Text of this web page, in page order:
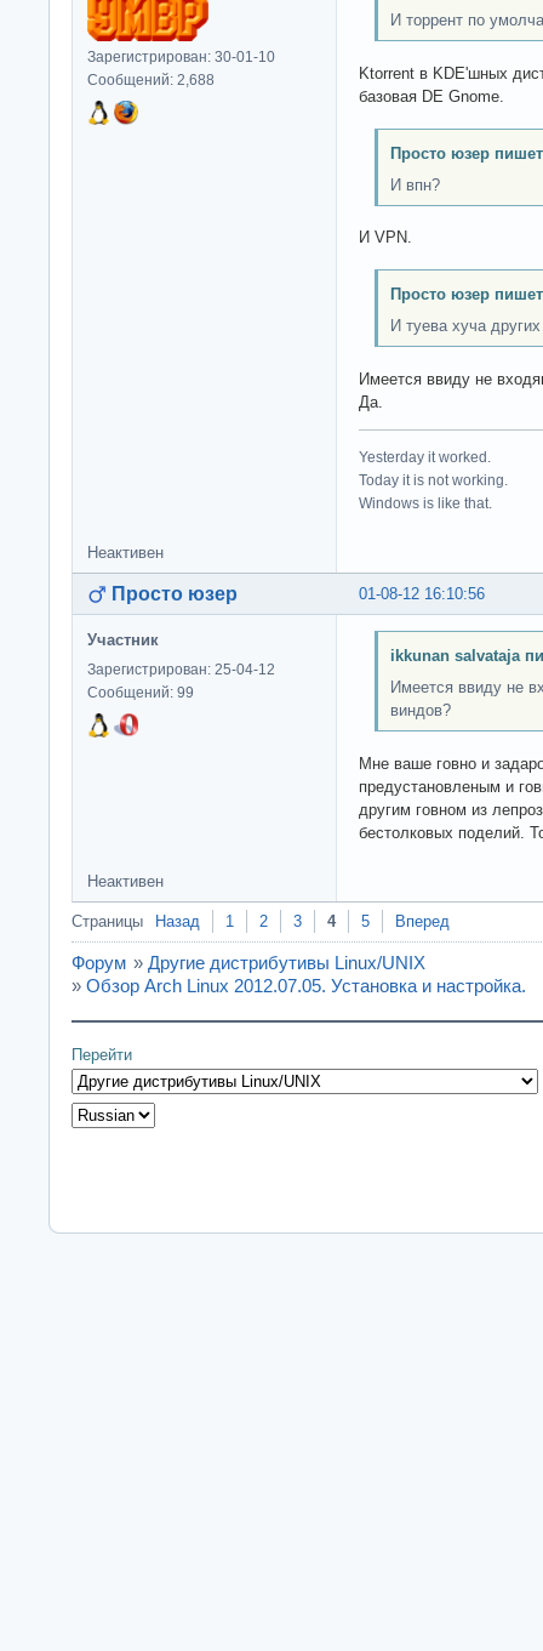
Зарегистрирован: 30-01-10
Сообщений: 2,688
И торрент по
Ktorrent в KDE'шных
базовая DE Gnome.
Просто юзер
И впн?
И VPN.
Просто юзер
И туева хуча других
Имеется ввиду не
Да.
Yesterday it worked.
Today it is not working.
Windows is like that.
Неактивен
01-08-12 16:10:56
Просто юзер
Участник
Зарегистрирован: 25-04-12
Сообщений: 99
ikkunan salvataja
Имеется ввиду не
виндов?
Мне ваше говно и
предустановленым и
другим говном из
бестолковых поделий.
Неактивен
Страницы Назад 1 2 3 4 5 Вперед
Форум » Другие дистрибутивы Linux/UNIX
» Обзор Arch Linux 2012.07.05. Установка и настройка.
Перейти